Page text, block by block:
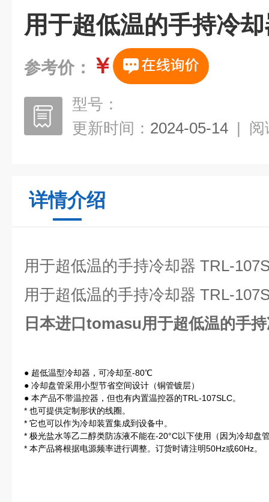
用于超低温的手持冷
参考价： ￥
型号：
更新时间： 2024-05-14 | 阅
详情介绍
用于超低温的手持冷却器 TRL-
用于超低温的手持冷却器 TRL-
日本进口tomasu用于超低温的手
● 超低温型冷却器，可冷却至-80℃
● 冷却盘管采用小型节省空间设计（铜管镀层）
● 本产品不带温控器，但也有内置温控器的TRL-107SLC。
* 也可提供定制形状的线圈。
* 它也可以作为冷却装置集成到设备中。
* 极光盐水等乙二醇类防冻液不能在-20°C以下使用（因为冷却盘
* 本产品将根据电源频率进行调整。 订货时请注明50Hz或60Hz。